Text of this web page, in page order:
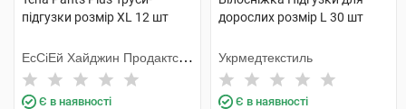
підгузки розмір XL 12 шт
ЕсСіЕй Хайджин Продактс
Хугезанд
Є в наявності
дорослих розмір L 30 шт
Укрмедтекстиль
Є в наявності